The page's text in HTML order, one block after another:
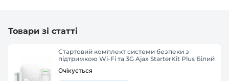
Товари зі статті
Стартовий комплект системи безпеки з
підтримкою Wi-Fi та 3G Ajax StarterKit Plus Білий
Очікується